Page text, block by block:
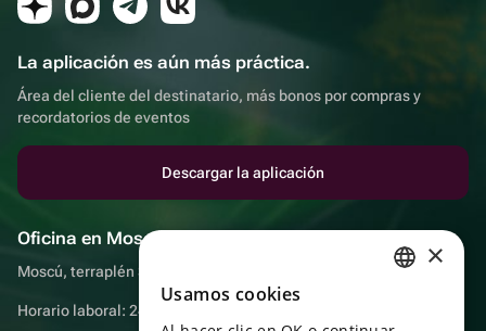
La aplicación es aún más práctica.
Área del cliente del destinatario, más bonos por compras y
recordatorios de eventos
Descargar la aplicación
Oficina en Moscú
Moscú, terraplén Sadovnicheskaya, 9, sala 2/3
Horario laboral: 24 horas
×
Usamos cookies